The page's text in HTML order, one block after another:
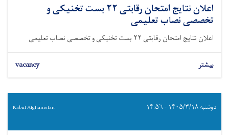
اعلان نتایج امتحان رقابتی ۲۲ بست تخنیکی و
تخصصی نصاب تعلیمی
اعلان نتایج امتحان رقابتی ۲۲ بست تخنیکی و تخصصی نصاب تعلیمی
بیشتر vacancy
دوشنبه ۱۴۰۵/۳/۱۸ - ۱۴:۵۶ Kabul Afghanistan